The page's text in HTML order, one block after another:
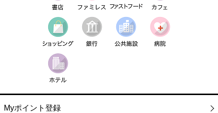
Myポイント登録